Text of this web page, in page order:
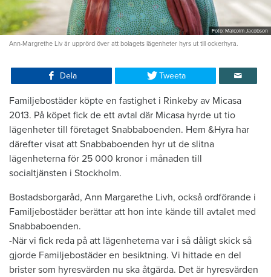
Foto: Malcolm Jacobson
Ann-Margrethe Liv är upprörd över att bolagets lägenheter hyrs ut till ockerhyra.
Dela Tweeta
Familjebostäder köpte en fastighet i Rinkeby av Micasa
2013. På köpet fick de ett avtal där Micasa hyrde ut tio
lägenheter till företaget Snabbaboenden. Hem &Hyra har
därefter visat att Snabbaboenden hyr ut de slitna
lägenheterna för 25 000 kronor i månaden till
socialtjänsten i Stockholm.
Bostadsborgaråd, Ann Margarethe Livh, också ordförande i
Familjebostäder berättar att hon inte kände till avtalet med
Snabbaboenden.
-När vi fick reda på att lägenheterna var i så dåligt skick så
gjorde Familjebostäder en besiktning. Vi hittade en del
brister som hyresvärden nu ska åtgärda. Det är hyresvärden